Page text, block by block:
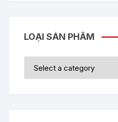
LOẠI SẢN PHẨM